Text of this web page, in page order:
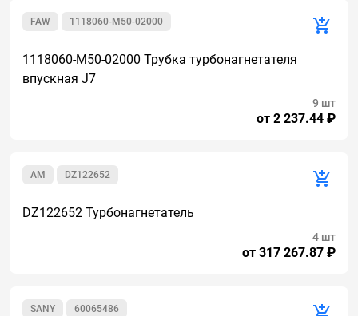
1118060-M50-02000
FAW
1118060-M50-02000 Трубка турбонагнетателя
впускная J7
от 2 237.44 ₽
9 шт
DZ122652
AM
DZ122652 Турбонагнетатель
от 317 267.87 ₽
4 шт
60065486
SANY